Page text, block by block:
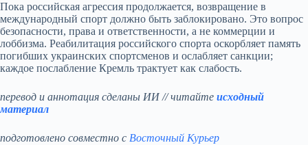
Пока российская агрессия продолжается, возвращение в
международный спорт должно быть заблокировано. Это вопрос
безопасности, права и ответственности, а не коммерции и
лоббизма. Реабилитация российского спорта оскорбляет память
погибших украинских спортсменов и ослабляет санкции;
каждое послабление Кремль трактует как слабость.
перевод и аннотация сделаны ИИ // читайте исходный
материал
подготовлено совместно с Восточный Курьер